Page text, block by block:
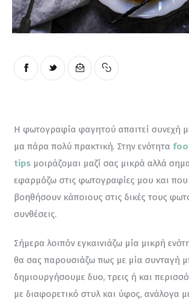
Η φωτογραφία φαγητού απαιτεί συνεχή
μα πάρα πολύ πρακτική. Στην ενότητα
tips μοιράζομαι μαζί σας μικρά αλλά
εφαρμόζω στις φωτογραφίες μου και που
βοηθήσουν κάποιους στις δικές τους
συνθέσεις.
Σήμερα λοιπόν εγκαινιάζω μία μικρή
θα σας παρουσιάζω πως με μία συνταγή
δημιουργήσουμε δυο, τρεις ή και
με διαφορετικό στυλ και ύφος, ανάλογα